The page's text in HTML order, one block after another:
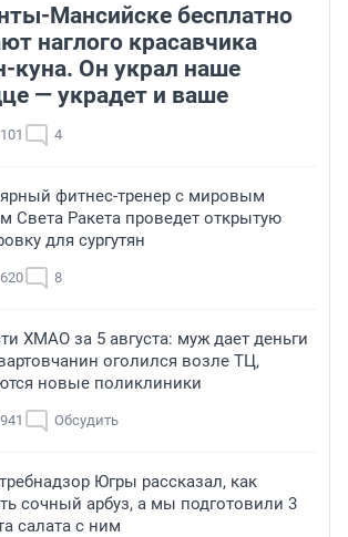
Мансийске бесплатно
наглого красавчика
куна. Он украл наше
— украдет и ваше
4
фитнес-тренер с мировым
Света Ракета проведет открытую
для сургутян
8
ХМАО за 5 августа: муж дает деньги
оголился возле ТЦ,
новые поликлиники
Обсудить
Югры рассказал, как
сочный арбуз, а мы подготовили 3
салата с ним